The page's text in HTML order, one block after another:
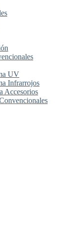
UV
Infrarrojos
Accesorios